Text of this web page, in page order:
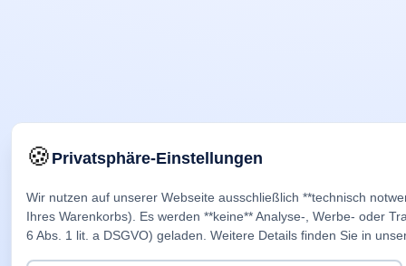
🍪Privatsphäre-Einstellungen
Wir nutzen auf unserer Webseite ausschließlich **technisch
Ihres Warenkorbs). Es werden **keine** Analyse-, Werbe- oder
6 Abs. 1 lit. a DSGVO) geladen. Weitere Details finden Sie in